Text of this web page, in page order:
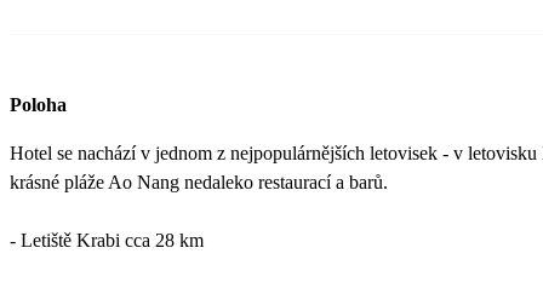
Poloha
Hotel se nachází v jednom z nejpopulárnějších letovisek - v
krásné pláže Ao Nang nedaleko restaurací a barů.
- Letiště Krabi cca 28 km